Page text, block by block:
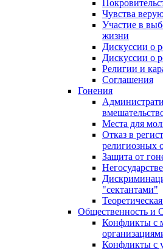
Чувства
Участие в
жизни
Дискуссии о
Дискуссии о
Религии и
Соглашения
Гонения
Места для
Отказ в
религиозных
Защита от
"сектантами"
Общественность
Конфликты с
Конфликты с